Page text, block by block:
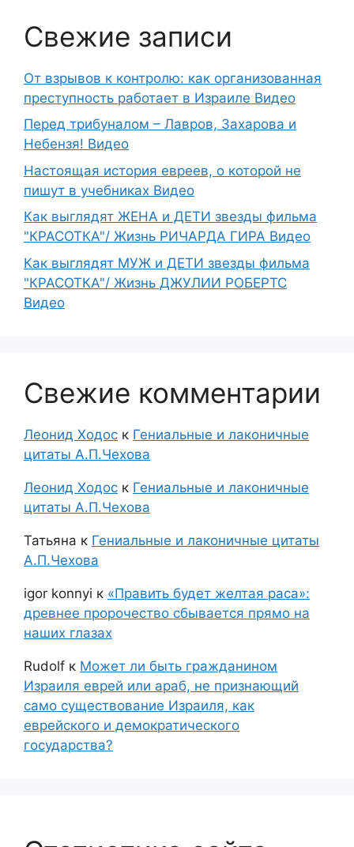
Свежие записи
От взрывов к контролю: как организованная
преступность работает в Израиле Видео
Перед трибуналом – Лавров, Захарова и
Небензя! Видео
Настоящая история евреев, о которой не
пишут в учебниках Видео
Как выглядят ЖЕНА и ДЕТИ звезды фильма
"КРАСОТКА"/ Жизнь РИЧАРДА ГИРА Видео
Как выглядят МУЖ и ДЕТИ звезды фильма
"КРАСОТКА"/ Жизнь ДЖУЛИИ РОБЕРТС
Видео
Свежие комментарии
Леонид Ходос к Гениальные и лаконичные
цитаты А.П.Чехова
Леонид Ходос к Гениальные и лаконичные
цитаты А.П.Чехова
Татьяна к Гениальные и лаконичные цитаты
А.П.Чехова
igor konnyi к «Править будет желтая раса»:
древнее пророчество сбывается прямо на
наших глазах
Rudolf к Может ли быть гражданином
Израиля еврей или араб, не признающий
само существование Израиля, как
еврейского и демократического
государства?